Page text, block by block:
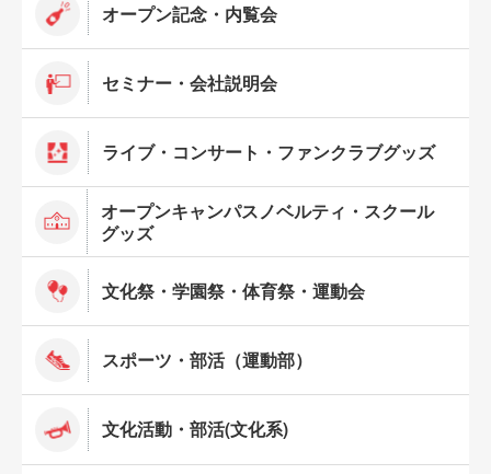
オープン記念・内覧会
セミナー・会社説明会
ライブ・コンサート・ファンクラブグッズ
オープンキャンパスノベルティ・スクール
グッズ
文化祭・学園祭・体育祭・運動会
スポーツ・部活（運動部）
文化活動・部活(文化系)